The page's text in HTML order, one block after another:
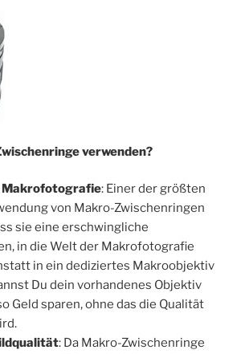
verwenden?
Makrofotografie: Einer der größten
von Makro-Zwischenringen
sie eine erschwingliche
in die Welt der Makrofotografie
in ein dediziertes Makroobjektiv
Du dein vorhandenes Objektiv
Geld sparen, ohne das die Qualität
: Da Makro-Zwischenringe